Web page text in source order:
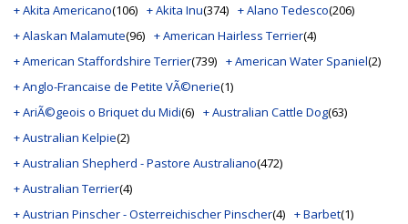
+ Akita Americano(106) + Akita Inu(374) + Alano Tedesco(206)
+ Alaskan Malamute(96) + American Hairless Terrier(4)
+ American Staffordshire Terrier(739) + American Water Spaniel(2)
+ Anglo-Francaise de Petite VÃ©nerie(1)
+ AriÃ©geois o Briquet du Midi(6) + Australian Cattle Dog(63)
+ Australian Kelpie(2)
+ Australian Shepherd - Pastore Australiano(472)
+ Australian Terrier(4)
+ Austrian Pinscher - Osterreichischer Pinscher(4) + Barbet(1)